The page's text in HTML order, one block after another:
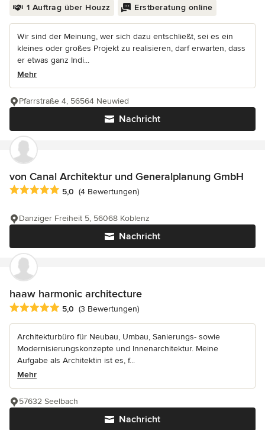
1 Auftrag über Houzz Erstberatung online
Wir sind der Meinung, wer sich dazu entschließt, sei es ein
kleines oder großes Projekt zu realisieren, darf erwarten, dass
er etwas ganz Indi...
Mehr
Nachricht
Pfarrstraße 4, 56564 Neuwied
von Canal Architektur und Generalplanung GmbH
Durchschnittliche Bewertung: 5 von 5 Sternen
5,0 (4 Bewertungen)
Nachricht
Danziger Freiheit 5, 56068 Koblenz
haaw harmonic architecture
Durchschnittliche Bewertung: 5 von 5 Sternen
5,0 (3 Bewertungen)
Architekturbüro für Neubau, Umbau, Sanierungs- sowie
Modernisierungskonzepte und Innenarchitektur. Meine
Aufgabe als Architektin ist es, f...
Mehr
Nachricht
57632 Seelbach